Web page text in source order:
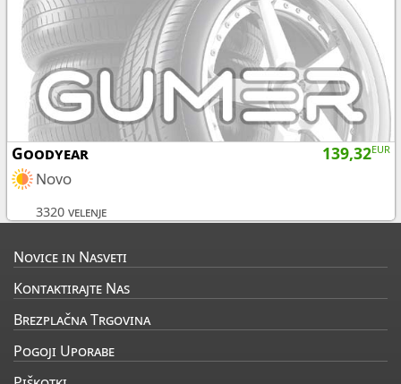
139,32EUR
Goodyear
Novo
3320 velenje
Novice in Nasveti
Kontaktirajte Nas
Brezplačna Trgovina
Pogoji Uporabe